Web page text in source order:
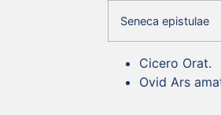
Seneca epistulae
Cicero Orat.
Ovid Ars